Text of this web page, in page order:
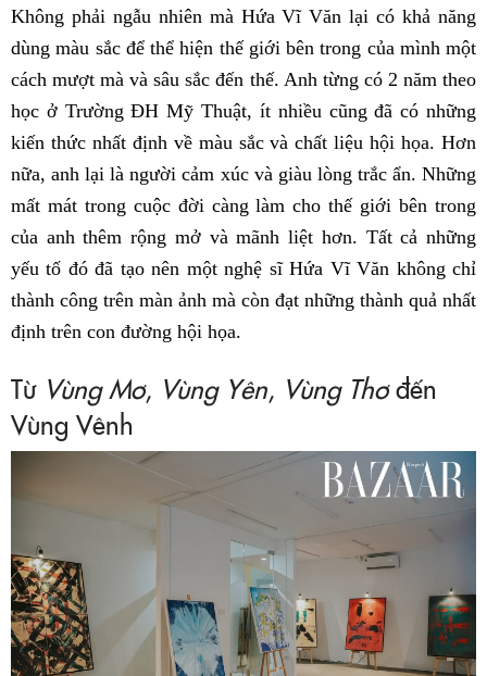
Không phải ngẫu nhiên mà Hứa Vĩ Văn lại có khả năng
dùng màu sắc để thể hiện thế giới bên trong của mình một
cách mượt mà và sâu sắc đến thế. Anh từng có 2 năm theo
học ở Trường ĐH Mỹ Thuật, ít nhiều cũng đã có những
kiến thức nhất định về màu sắc và chất liệu hội họa. Hơn
nữa, anh lại là người cảm xúc và giàu lòng trắc ẩn. Những
mất mát trong cuộc đời càng làm cho thế giới bên trong
của anh thêm rộng mở và mãnh liệt hơn. Tất cả những
yếu tố đó đã tạo nên một nghệ sĩ Hứa Vĩ Văn không chỉ
thành công trên màn ảnh mà còn đạt những thành quả nhất
định trên con đường hội họa.
TừVùng Mơ, Vùng Yên, Vùng Thơđến
Vùng Vênh